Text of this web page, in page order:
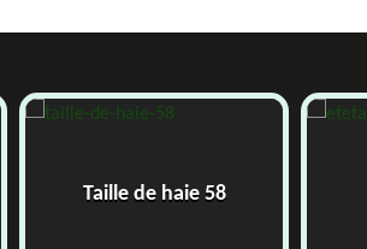
Taille de haie 58